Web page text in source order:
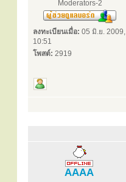
Moderators-2
ลงทะเบียนเมื่อ: 05 มิ.ย. 2009,
10:51
โพสต์: 2919
AAAA